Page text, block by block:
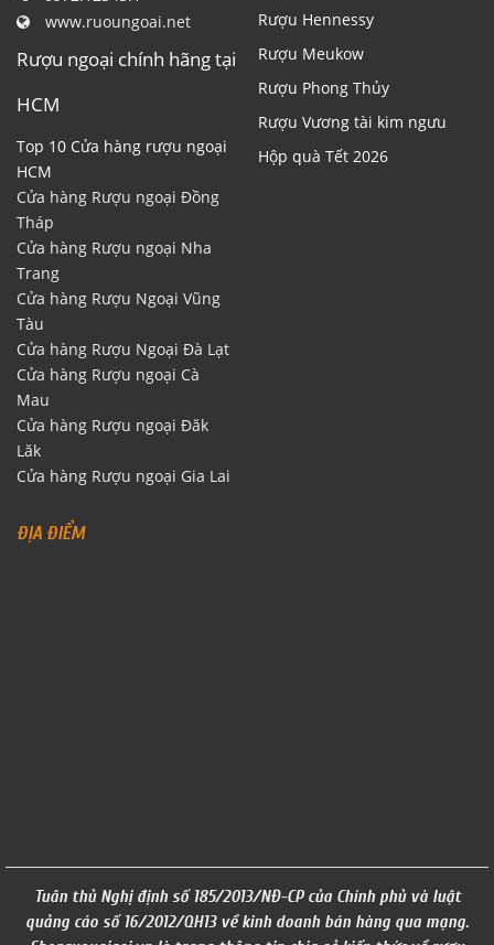
www.ruoungoai.net
Rượu ngoại chính hãng tại
HCM
Top 10 Cửa hàng rượu ngoại
HCM
Cửa hàng Rượu ngoại Đồng
Tháp
Cửa hàng Rượu ngoại Nha
Trang
Cửa hàng Rượu Ngoại Vũng
Tàu
Cửa hàng Rượu Ngoại Đà Lạt
Cửa hàng Rượu ngoại Cà
Mau
Cửa hàng Rượu ngoại Đăk
Lăk
Cửa hàng Rượu ngoại Gia Lai
Rượu Hennessy
Rượu Meukow
Rượu Phong Thủy
Rượu Vương tài kim ngưu
Hộp quà Tết 2026
ĐỊA ĐIỂM
Tuân thủ Nghị định số 185/2013/NĐ-CP của Chính phủ và luật
quảng cáo số 16/2012/QH13 về kinh doanh bán hàng qua mạng.